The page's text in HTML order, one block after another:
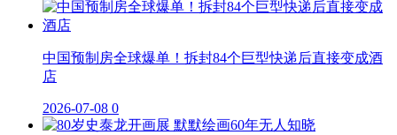
中国预制房全球爆单！拆封84个巨型快递后直接变成酒
店
2026-07-08 0